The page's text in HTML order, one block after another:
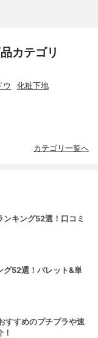
カテゴリ
ウ 化粧下地
カテゴリ一覧へ
キング52選！口コミ
グ52選！パレット&単
すすめのプチプラや速